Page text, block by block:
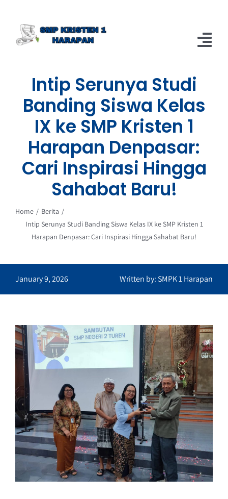
content
Home
Berita
Intip Serunya Studi
Banding Siswa Kelas
IX ke SMP Kristen 1
Harapan Denpasar:
Cari Inspirasi Hingga
Sahabat Baru!
Home
Berita
Intip Serunya Studi Banding Siswa Kelas IX ke SMP Kristen 1
Harapan Denpasar: Cari Inspirasi Hingga Sahabat Baru!
January 9, 2026 Written by: SMPK 1 Harapan